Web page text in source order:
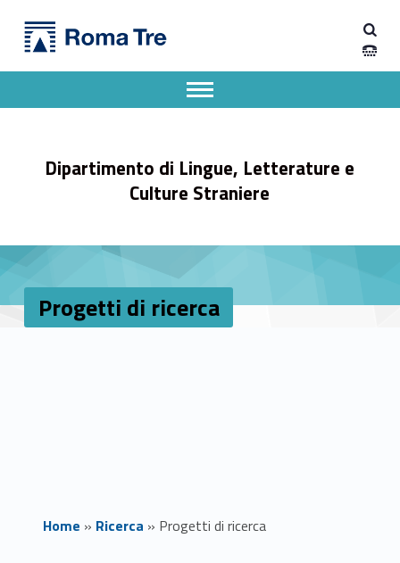
Progetti di ricerca - Dipartimento di Lingue, Letterature e Culture Straniere
Dipartimento di Lingue, Letterature e Culture Straniere dell'Università degli Studi Roma Tre
Dipartimento di Lingue, Letterature e
Culture Straniere
Apri il menu secondario
Header info sidebar
Progetti di ricerca
Home » Ricerca » Progetti di ricerca